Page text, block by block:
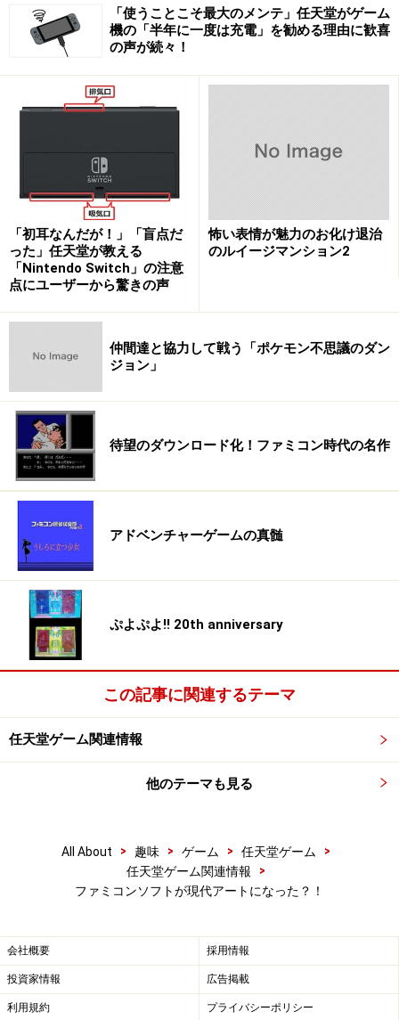
しかし扉を開けてみると……
※画像をクリックすると拡大表示します。
……そこには無数のファミコンカセットが！
※画像をクリックすると拡大表示します。
幼少期をファミコンに育まれた様々な職種のクリエイタ
ーたちが、ファミコンカセットのラベルをさまざまにデ
ザインしています。中には変わったものも……。
上写真／飯田和敏氏（ゲームクリエイター）のデザイン
左下写真／ブルボン小林氏（芥川賞作家）のデザイン
右下写真／UVメーターなファミコンカセット
ライセンスを取れなさそうなカセットたちです。
※画像をクリックすると拡大表示します。
「使うことこそ最大のメンテ」任天堂がゲーム
機の「半年に一度は充電」を勧める理由に歓喜
の声が続々！
「初耳なんだが！」「盲点だ
った」任天堂が教える
「Nintendo Switch」の注意
点にユーザーから驚きの声
怖い表情が魅力のお化け退治
のルイージマンション2
仲間達と協力して戦う「ポケモン不思議のダン
ジョン」
待望のダウンロード化！ファミコン時代の名作
アドベンチャーゲームの真髄
ぷよぷよ!! 20th anniversary
この記事に関連するテーマ
任天堂ゲーム関連情報
他のテーマも見る
All About > 趣味 > ゲーム > 任天堂ゲーム
>
任天堂ゲーム関連情報
>
ファミコンソフトが現代アートになった？！
会社概要 採用情報
投資家情報 広告掲載
利用規約 プライバシーポリシー